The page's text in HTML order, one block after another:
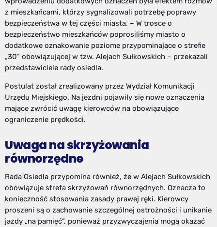
z mieszkańcami, którzy sygnalizowali potrzebę poprawy
bezpieczeństwa w tej części miasta. – W trosce o
bezpieczeństwo mieszkańców poprosiliśmy miasto o
dodatkowe oznakowanie poziome przypominające o strefie
„30” obowiązującej w tzw. Alejach Sułkowskich – przekazali
przedstawiciele rady osiedla.
Postulat został zrealizowany przez Wydział Komunikacji
Urzędu Miejskiego. Na jezdni pojawiły się nowe oznaczenia
mające zwrócić uwagę kierowców na obowiązujące
ograniczenie prędkości.
Uwaga na skrzyżowania
równorzędne
Rada Osiedla przypomina również, że w Alejach Sułkowskich
obowiązuje strefa skrzyżowań równorzędnych. Oznacza to
konieczność stosowania zasady prawej ręki. Kierowcy
proszeni są o zachowanie szczególnej ostrożności i unikanie
jazdy „na pamięć”, ponieważ przyzwyczajenia mogą okazać